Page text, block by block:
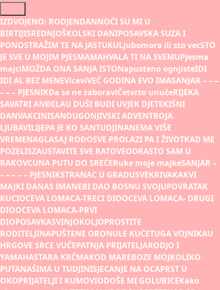
Skip
to
content
IZDVOJENO: RODJENDANNOĆI SU MI U
BIRTIJISREDNJOŠKOLSKI DANIPOSAVSKA SUZA I
PONOSTRAŽIM TE NA JASTUKULjubomora ili sto vecSTO
JE SVE U MOJIM PJESMAMAHVALA TI NA SVEMUPjesma
majciMOŽDA ONA SANJA ISTONapusteno ognjisteIDI
IDI AL BEZ MENEViceviVEĆ GODINA EVO IMASANJAR – – –
– – – PJESNIKDa se ne zaboraviČetvrto unučeRIJEKA
SAVATRI ANĐELAU DUŠI BUDI UVJEK DJETEKIŠNI
DANVAKCINISANDUGONJIVSKI ADVENTBOJA
LJUBAVILIJEPA JE KO SANTUDJINANEMA VIŠE
VREMENAGLASAJ ROĐOSVE PROLAZI PA I ŽIVOTKAD ME
POZELISZAUSTAVITE SVE RATOVEODRASTO SAM U
RAKOVCUNA PUTU DO SREĆERuke moje majkeSANJAR –
– – – – – PJESNIKSTRANAC U GRADUSVEKRIVAKAKVI
MAJKI DANAS IMANEBI DAO BOSNU SVOJUPOVRATAK
KUCIOCEVA LOMACA-TRECI DIOOCEVA LOMACA- DRUGI
DIOOCEVA LOMACA-PRVI
DIOPOSAVKASVINJOKOLJOPROSTITE
RODITELJINAPUŠTENE ORONULE KUĆETUGA VOJNIKAU
HRGOVE SRCE VUČEPATNJA PRIJATELJARODJO I
YAMAHASTARA KRČMAKOD MAREBOZE MOJKOLIKO
PUTANAŠIMA U TUDJINISJECANJE NA OCAPRST U
OKOPRIJATELJI I KUMOVIODOŠE MI GOLUBICEKako